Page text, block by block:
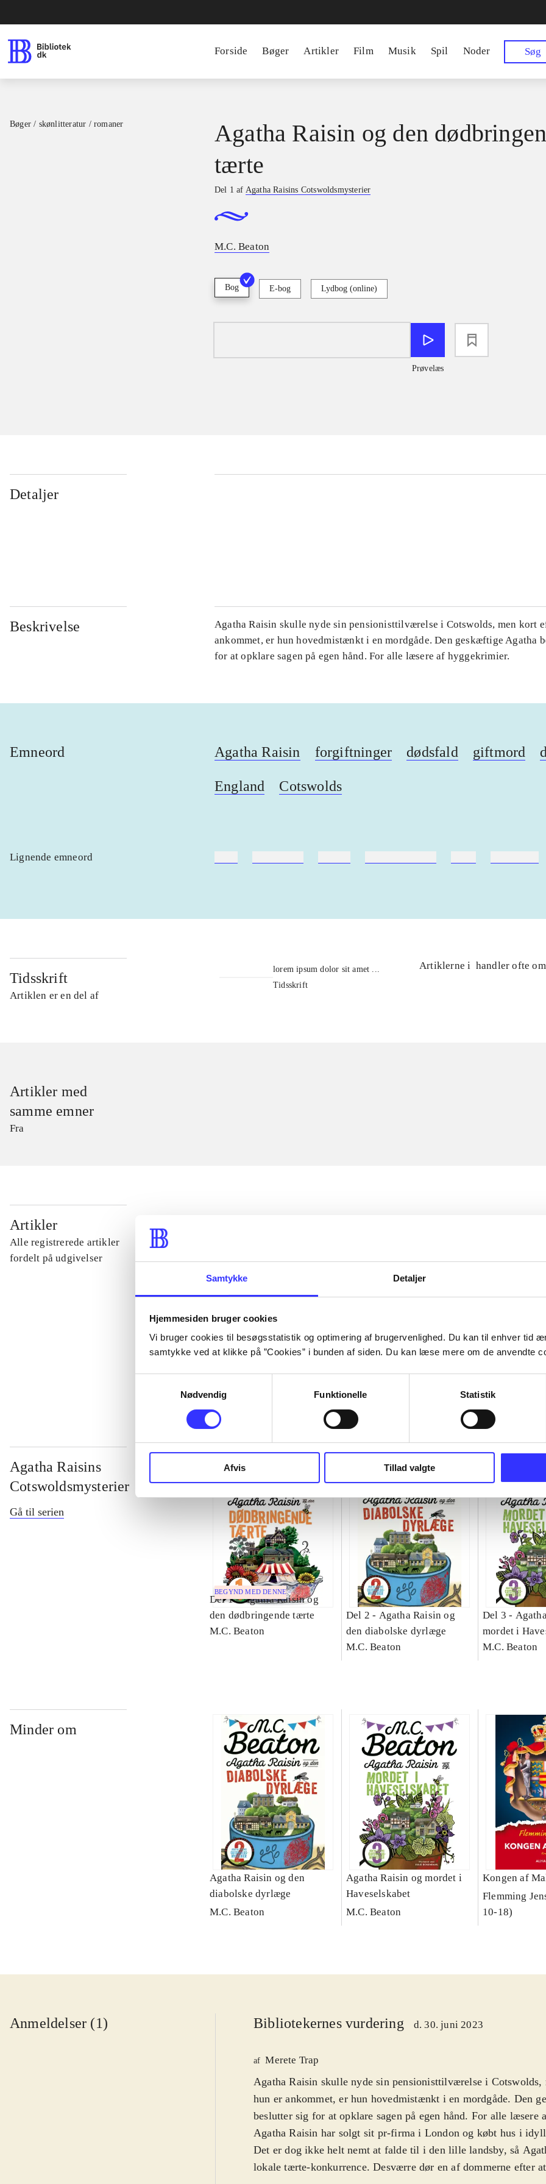
Samtykke Detaljer
Hjemmesiden bruger cookies
Vi bruger cookies til besøgsstatistik og optimering af brugervenlighed. Du kan til enhver tid
samtykke ved at klikke på ”Cookies” i bunden af siden. Du kan læse mere om de anvendte
Nødvendig
Funktionelle Statistik
Afvis Tillad valgte
Forside Bøger Artikler Film Musik Spil Noder Søg
Bøger / skønlitteratur / romaner
Agatha Raisin og den
tærte
Del 1 af Agatha Raisins Cotswoldsmysterier
M.C. Beaton
Bog E-bog Lydbog (online)
Prøvelæs
Detaljer
Beskrivelse
Agatha Raisin skulle nyde sin pensionisttilværelse i Cotswolds, men kort
ankommet, er hun hovedmistænkt i en mordgåde. Den geskæftige Agatha
for at opklare sagen på egen hånd. For alle læsere af hyggekrimier.
Emneord Agatha Raisin forgiftninger dødsfald giftmord
England Cotswolds
Lignende emneord
Tidsskrift
Artiklen er en del af
lorem ipsum dolor sit amet ...
Tidsskrift
Artiklerne i handler ofte om
Artikler med
samme emner
Fra
Artikler
Alle registrerede artikler
fordelt på udgivelser
...
...
...
Agatha Raisins
Cotswoldsmysterier
Gå til serien
BEGYND MED DENNE
Del 1 -Agatha Raisin og
den dødbringende tærte
M.C. Beaton
Del 2 - Agatha Raisin og
den diabolske dyrlæge
M.C. Beaton
Del 3 -
mordet i
M.C. Beaton
Minder om
Agatha Raisin og den
diabolske dyrlæge
M.C. Beaton
Agatha Raisin og mordet i
Haveselskabet
M.C. Beaton
Kongen af
Flemming
10-18)
Anmeldelser (1) Bibliotekernes vurdering d. 30. juni 2023
af Merete Trap
Agatha Raisin skulle nyde sin pensionisttilværelse i Cotswolds,
hun er ankommet, er hun hovedmistænkt i en mordgåde. Den
beslutter sig for at opklare sagen på egen hånd. For alle læsere
Agatha Raisin har solgt sit pr-firma i London og købt hus i
Det er dog ikke helt nemt at falde til i den lille landsby, så
lokale tærte-konkurrence. Desværre dør en af dommerne efter